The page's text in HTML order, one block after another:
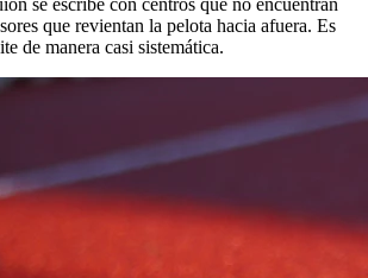
se escribe con centros que no encuentran
que revientan la pelota hacia afuera. Es
de manera casi sistemática.